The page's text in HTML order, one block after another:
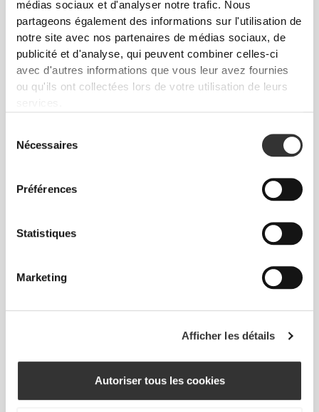
médias sociaux et d'analyser notre trafic. Nous
partageons également des informations sur l'utilisation de
notre site avec nos partenaires de médias sociaux, de
publicité et d'analyse, qui peuvent combiner celles-ci
avec d'autres informations que vous leur avez fournies
ou qu'ils ont collectées lors de votre utilisation de leurs
Nécessaires
Préférences
Statistiques
Marketing
Afficher les détails
Autoriser tous les cookies
NOTRE ÉTIQUETTE EST
TON CONFORT.
avons opté pour une approche qui laisse une réelle
empreinte sur nos vêtements : le sans coutures !
L'absence d'étiquettes cousues vient renforcer la
sensation de confort en évitant les frottements
Cet article